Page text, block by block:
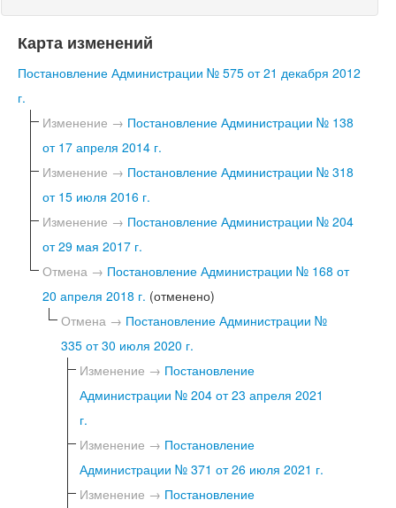
Карта изменений
Постановление Администрации № 575 от 21 декабря 2012
г.
Изменение → Постановление Администрации № 138
от 17 апреля 2014 г.
Изменение → Постановление Администрации № 318
от 15 июля 2016 г.
Изменение → Постановление Администрации № 204
от 29 мая 2017 г.
Отмена → Постановление Администрации № 168 от
20 апреля 2018 г. (отменено)
Отмена → Постановление Администрации №
335 от 30 июля 2020 г.
Изменение → Постановление
Администрации № 204 от 23 апреля 2021
г.
Изменение → Постановление
Администрации № 371 от 26 июля 2021 г.
Изменение → Постановление